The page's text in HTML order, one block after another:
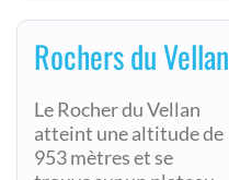
Rochers du Vellan
Le Rocher du Vellan
atteint une altitude de
953 mètres et se